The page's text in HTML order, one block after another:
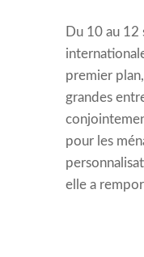
Du 10 au 12
premier
grandes
pour les
elle a